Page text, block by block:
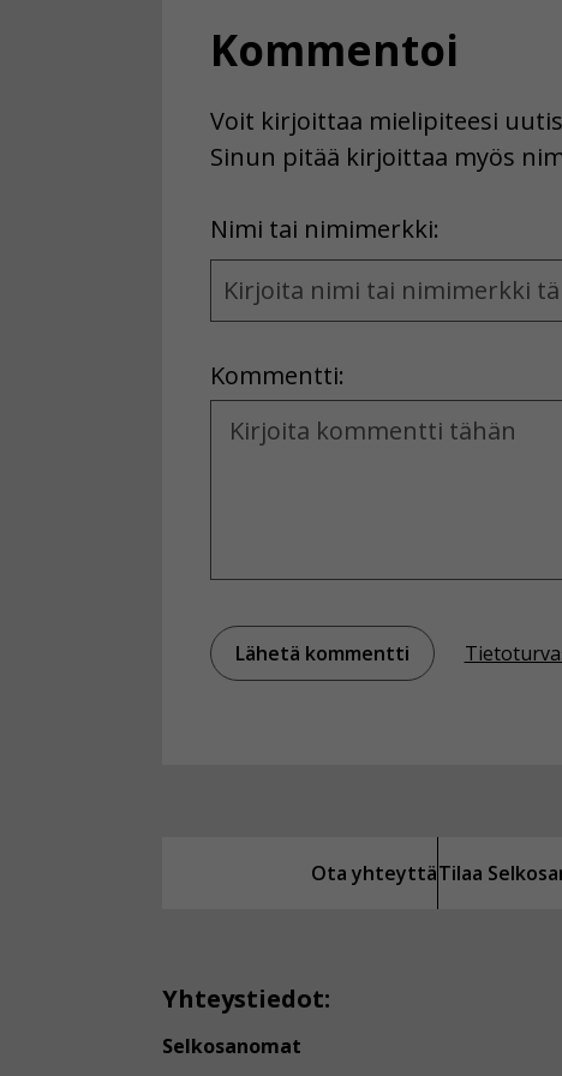
Kommentoi
Voit kirjoittaa mielipiteesi
Sinun pitää kirjoittaa myös
Nimi tai nimimerkki:
Name
and
Kommentti:
Kommentti
Ota yhteyttäTilaa
Yhteystiedot:
Selkosanomat